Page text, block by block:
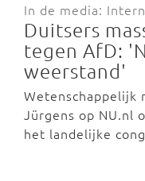
In de media:
Duitsers
tegen AfD:
weerstand'
Wetenschappelijk
Jürgens op NU.nl
het landelijke